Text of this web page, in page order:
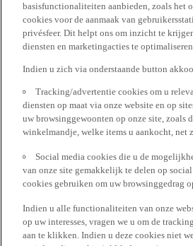
basisfunctionaliteiten aanbieden, zoals het
cookies voor de aanmaak van
privésfeer. Dit helpt ons om inzicht te
diensten en marketingacties te
Indien u zich via onderstaande button
Tracking/advertentie cookies om u
diensten op maat via onze website en op
uw browsinggewoonten op onze site, zoals
winkelmandje, welke items u aankocht, net
Social media cookies die u de
van onze site gemakkelijk te delen op
cookies gebruiken om uw browsinggedrag
Indien u alle functionaliteiten van onze
op uw interesses, vragen we u om de
aan te klikken. Indien u deze cookies niet